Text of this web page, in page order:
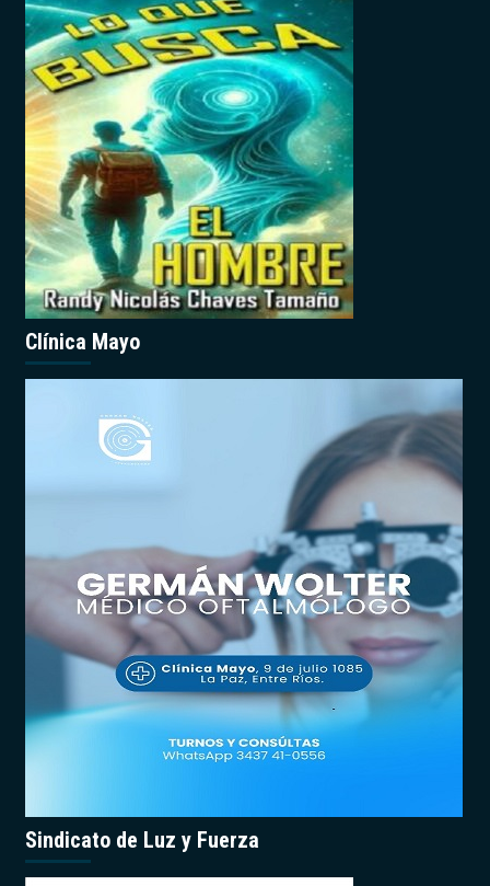
Clínica Mayo
Sindicato de Luz y Fuerza